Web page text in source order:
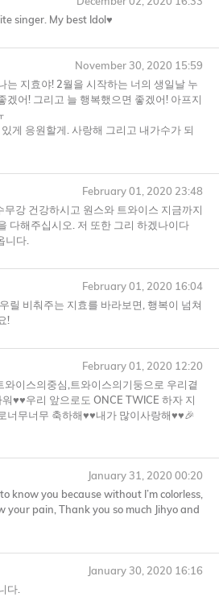
singer. My best Idol♥️
November 30, 2020 15:59
는 지효야! 2월을 시작하는 너의 생일날 누
겠어! 그리고 늘 행복했으면 좋겠어! 아프지
게 응원할게. 사랑해 그리고 내가수가 되
February 01, 2020 23:48
강 건강하시고 원스와 트와이스 지금까지
다해주십시오. 저 또한 그리 하겠나이다
니다.
February 01, 2020 16:04
릴 비춰주는 지효를 바라보면, 행복이 넘쳐
!
February 01, 2020 12:20
이스의중심,트와이스의기둥으로 우리곁
♥♥우리 앞으로도 ONCE TWICE 하자 지
너무너무 축하해♥♥내가 많이사랑해♥♥🎉
January 31, 2020 00:20
know you because without I’m colorless,
your pain, Thank you so much Jihyo and
January 30, 2020 16:16
다.